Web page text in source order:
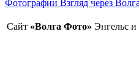
Фотографии Взгляд через
Сайт «Волга Фото» Энгельс и